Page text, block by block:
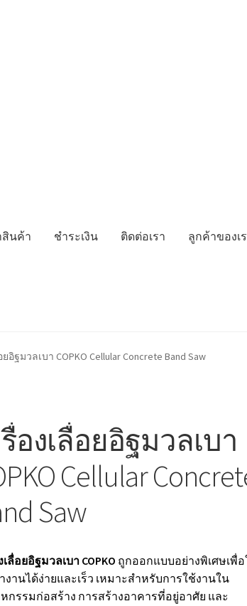
สินค้า ชำระเงิน ติดต่อเรา ลูกค้าของเ
บายการคืนเงินบทความ บริการ ประวัติบริษัท
ยอิฐมวลเบา COPKO Cellular Concrete Band Saw
องเลื่อยอิฐมวลเบา
Cellular
Saw
เลื่อยอิฐมวลเบา COPKO ถูกออกแบบอย่างพิเศษเพื่
านได้ง่ายและเร็ว เหมาะสำหรับการใช้งานใน
กรรมก่อสร้าง การสร้างอาคารที่อยู่อาศัย และ